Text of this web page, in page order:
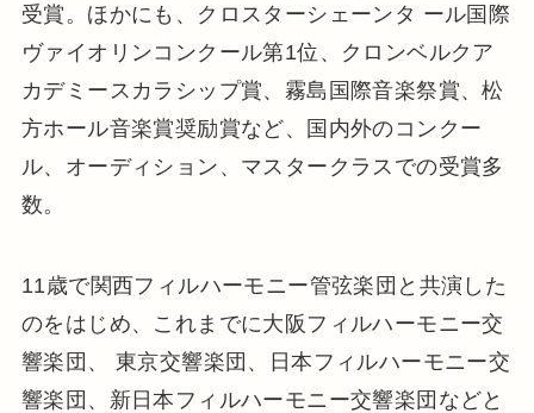
受賞。ほかにも、クロスターシェーンタ ール国際
ヴァイオリンコンクール第1位、クロンベルクア
カデミースカラシップ賞、霧島国際音楽祭賞、松
方ホール音楽賞奨励賞など、国内外のコンクー
ル、オーディション、マスタークラスでの受賞多
数。
11歳で関西フィルハーモニー管弦楽団と共演した
のをはじめ、これまでに大阪フィルハーモニー交
響楽団、 東京交響楽団、日本フィルハーモニー交
響楽団、新日本フィルハーモニー交響楽団などと